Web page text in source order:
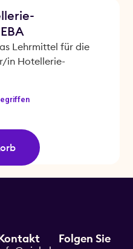
Lehrmittel für die
in Hotellerie-
Folgen Sie